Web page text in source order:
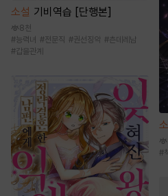
소설 기비역습 [단행본]
8천
#능력녀 #전문직 #권선징악 #츤데레남
#갑을관계
#